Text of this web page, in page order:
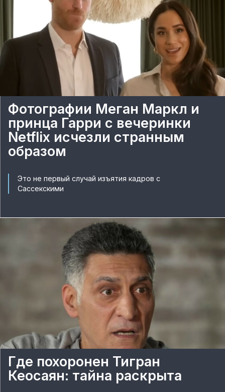
Фотографии Меган Маркл и
принца Гарри с вечеринки
Netflix исчезли странным
образом
Это не первый случай изъятия кадров с
Сассекскими
Где похоронен Тигран
Кеосаян: тайна раскрыта